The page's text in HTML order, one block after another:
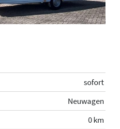
sofort
Neuwagen
0 km